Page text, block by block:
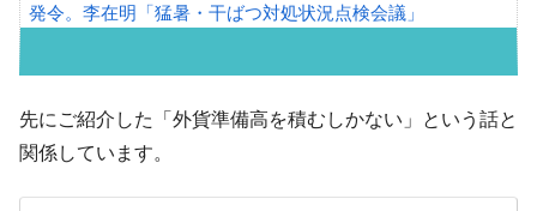
発令。李在明「猛暑・干ばつ対処状況点検会議」
07月販売台数は去年のほぼ半分「71台」しか売れなかっ
た。『起亜』は9台だけ
『Money1』
韓国「信用赦免を何回やっても、何回やっ
落！
先にご紹介した「外貨準備高を積むしかない」という話と
関係しています。